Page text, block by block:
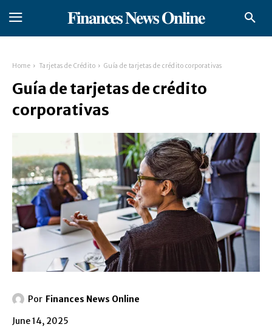
𝐅𝐢𝐧𝐚𝐧𝐜𝐞𝐬 𝐍𝐞𝐰𝐬 𝐎𝐧𝐥𝐢𝐧𝐞
Home Tarjetas de Crédito Guía de tarjetas de crédito corporativas
Guía de tarjetas de crédito
corporativas
Por Finances News Online
June 14, 2025